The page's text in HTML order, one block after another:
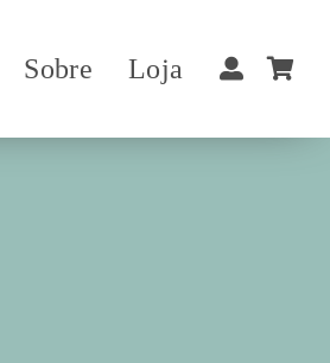
Sobre Loja